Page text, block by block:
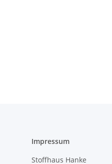
Impressum
Stoffhaus Hanke